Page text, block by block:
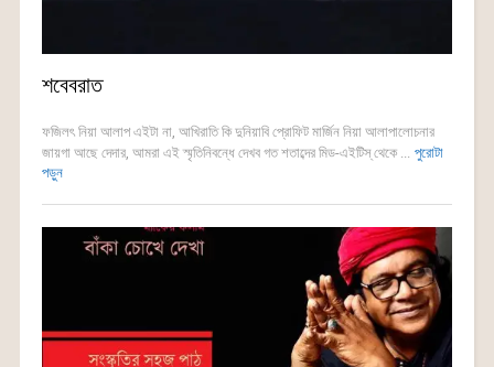
শবেবরাত
ফজিলৎ নিয়া আলাপ এইটা না, আখিরাতি কি দুনিয়াবি প্রোফিট মার্জিন নিয়া আলাপালোচনার
জায়গা আছে দেদার, আমরা এই স্মৃতিনিবন্ধে দেখব গত শতাব্দের মিড-এইটিস্ থেকে ... পুরোটা
পড়ুন